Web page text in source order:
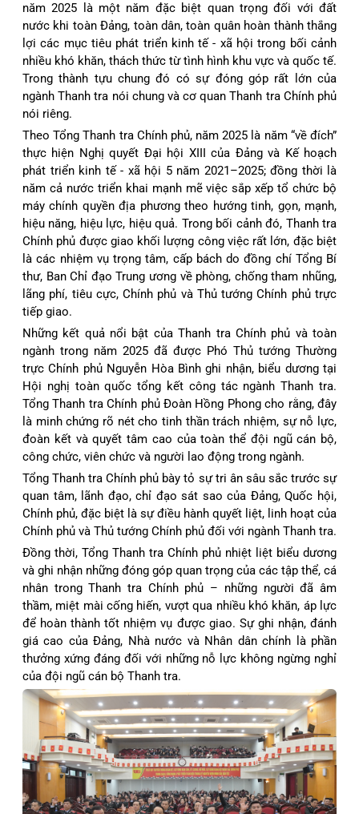
năm 2025 là một năm đặc biệt quan trọng đối với đất
nước khi toàn Đảng, toàn dân, toàn quân hoàn thành thắng
lợi các mục tiêu phát triển kinh tế - xã hội trong bối cảnh
nhiều khó khăn, thách thức từ tình hình khu vực và quốc tế.
Trong thành tựu chung đó có sự đóng góp rất lớn của
ngành Thanh tra nói chung và cơ quan Thanh tra Chính phủ
nói riêng.
Theo Tổng Thanh tra Chính phủ, năm 2025 là năm “về đích”
thực hiện Nghị quyết Đại hội XIII của Đảng và Kế hoạch
phát triển kinh tế - xã hội 5 năm 2021–2025; đồng thời là
năm cả nước triển khai mạnh mẽ việc sắp xếp tổ chức bộ
máy chính quyền địa phương theo hướng tinh, gọn, mạnh,
hiệu năng, hiệu lực, hiệu quả. Trong bối cảnh đó, Thanh tra
Chính phủ được giao khối lượng công việc rất lớn, đặc biệt
là các nhiệm vụ trọng tâm, cấp bách do đồng chí Tổng Bí
thư, Ban Chỉ đạo Trung ương về phòng, chống tham nhũng,
lãng phí, tiêu cực, Chính phủ và Thủ tướng Chính phủ trực
tiếp giao.
Những kết quả nổi bật của Thanh tra Chính phủ và toàn
ngành trong năm 2025 đã được Phó Thủ tướng Thường
trực Chính phủ Nguyễn Hòa Bình ghi nhận, biểu dương tại
Hội nghị toàn quốc tổng kết công tác ngành Thanh tra.
Tổng Thanh tra Chính phủ Đoàn Hồng Phong cho rằng, đây
là minh chứng rõ nét cho tinh thần trách nhiệm, sự nỗ lực,
đoàn kết và quyết tâm cao của toàn thể đội ngũ cán bộ,
công chức, viên chức và người lao động trong ngành.
Tổng Thanh tra Chính phủ bày tỏ sự tri ân sâu sắc trước sự
quan tâm, lãnh đạo, chỉ đạo sát sao của Đảng, Quốc hội,
Chính phủ, đặc biệt là sự điều hành quyết liệt, linh hoạt của
Chính phủ và Thủ tướng Chính phủ đối với ngành Thanh tra.
Đồng thời, Tổng Thanh tra Chính phủ nhiệt liệt biểu dương
và ghi nhận những đóng góp quan trọng của các tập thể, cá
nhân trong Thanh tra Chính phủ – những người đã âm
thầm, miệt mài cống hiến, vượt qua nhiều khó khăn, áp lực
để hoàn thành tốt nhiệm vụ được giao. Sự ghi nhận, đánh
giá cao của Đảng, Nhà nước và Nhân dân chính là phần
thưởng xứng đáng đối với những nỗ lực không ngừng nghỉ
của đội ngũ cán bộ Thanh tra.